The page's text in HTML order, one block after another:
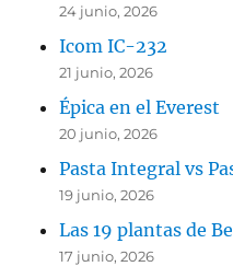
24 junio, 2026
Icom IC-232
21 junio, 2026
Épica en el Everest
20 junio, 2026
Pasta Integral vs
19 junio, 2026
Las 19 plantas de
17 junio, 2026